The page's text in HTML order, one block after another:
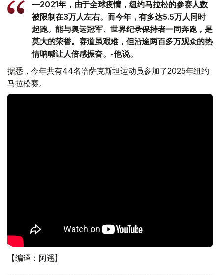
—2021年，由于全球疫情，纽约马拉松的参赛人数
被限制在3万人左右。而今年，有多达5.5万人同时
起跑。能与奥运冠军、世界纪录保持者一同奔跑，是
莫大的荣誉。赛道虽艰难，但沿途两百多万观众的热
情呐喊让人倍感振奋。-他说。
据悉，今年共有44名哈萨克斯坦运动员参加了2025年纽约
马拉松赛。
【编译：阿遥】